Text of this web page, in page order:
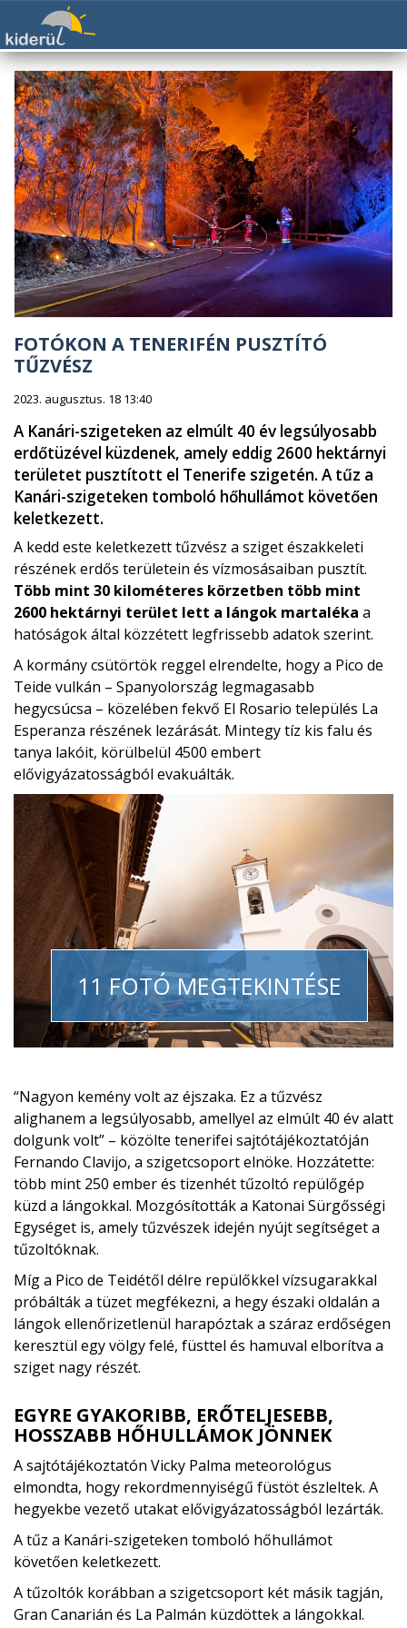
FOTÓKON A TENERIFÉN PUSZTÍTÓ
TŰZVÉSZ
2023. augusztus. 18 13:40
A Kanári-szigeteken az elmúlt 40 év legsúlyosabb
erdőtüzével küzdenek, amely eddig 2600 hektárnyi
területet pusztított el Tenerife szigetén. A tűz a
Kanári-szigeteken tomboló hőhullámot követően
keletkezett.
A kedd este keletkezett tűzvész a sziget északkeleti
részének erdős területein és vízmosásaiban pusztít.
Több mint 30 kilométeres körzetben több mint
2600 hektárnyi terület lett a lángok martaléka a
hatóságok által közzétett legfrissebb adatok szerint.
A kormány csütörtök reggel elrendelte, hogy a Pico de
Teide vulkán – Spanyolország legmagasabb
hegycsúcsa – közelében fekvő El Rosario település La
Esperanza részének lezárását. Mintegy tíz kis falu és
tanya lakóit, körülbelül 4500 embert
elővigyázatosságból evakuálták.
11 FOTÓ MEGTEKINTÉSE
“Nagyon kemény volt az éjszaka. Ez a tűzvész
alighanem a legsúlyosabb, amellyel az elmúlt 40 év alatt
dolgunk volt” – közölte tenerifei sajtótájékoztatóján
Fernando Clavijo, a szigetcsoport elnöke. Hozzátette:
több mint 250 ember és tizenhét tűzoltó repülőgép
küzd a lángokkal. Mozgósították a Katonai Sürgősségi
Egységet is, amely tűzvészek idején nyújt segítséget a
tűzoltóknak.
Míg a Pico de Teidétől délre repülőkkel vízsugarakkal
próbálták a tüzet megfékezni, a hegy északi oldalán a
lángok ellenőrizetlenül harapóztak a száraz erdőségen
keresztül egy völgy felé, füsttel és hamuval elborítva a
sziget nagy részét.
EGYRE GYAKORIBB, ERŐTELJESEBB,
HOSSZABB HŐHULLÁMOK JÖNNEK
A sajtótájékoztatón Vicky Palma meteorológus
elmondta, hogy rekordmennyiségű füstöt észleltek. A
hegyekbe vezető utakat elővigyázatosságból lezárták.
A tűz a Kanári-szigeteken tomboló hőhullámot
követően keletkezett.
A tűzoltók korábban a szigetcsoport két másik tagján,
Gran Canarián és La Palmán küzdöttek a lángokkal.